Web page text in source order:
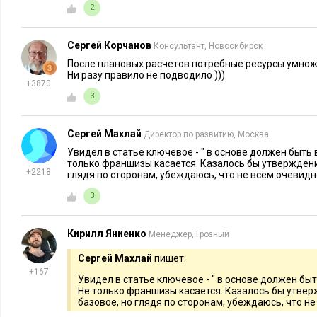
гастромаркете. И нам предложили зайти в еще один
гастромаркет умирает, а другой более
подумал:«Деньги у меня есть, почему бы не открыть
Это будет эффект масштаба»
провальным и привело к убыткам. Один объект ушел
перетекли во второй. Оказалось, что для рынка два
слишком много.
Цена этой ошибки — около 5 млн руб. Если бы у меня на
средств и кредитного лимита, я бы действовал более
отдам». Но когда приходит время отдавать, это всегда
начинать с малого, строить бизнес на свои.
Что делать, если бюджет ограничен
2
+3870
Сергей Корчанов Консультант, Новосибирск
После плановых расчетов потребные ресурсы
Ни разу правило не подводило )))
3
+2218
Сергей Махлай Директор по развитию, Москва
Увидел в статье ключевое - " в основе должен быть
только франшизы касается. Казалось бы
глядя по сторонам, убеждаюсь, что не всем
3
+167
Кирилл Яниенко Менеджер, Грозный
Сергей Махлай пишет:
Увидел в статье ключевое - " в основе должен
Не только франшизы касается. Казалось бы
базовое, но глядя по сторонам, убеждаюсь, что